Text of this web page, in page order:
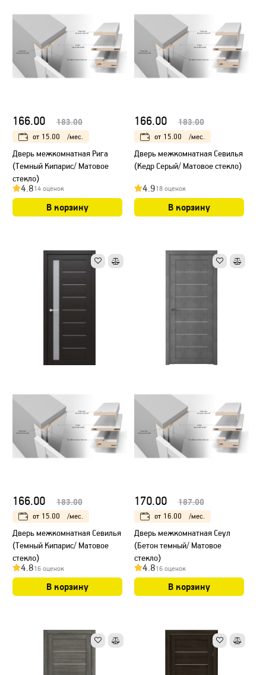
166.00 183.00
от 15.00 /мес.
Дверь межкомнатная Рига
(Темный Кипарис/ Матовое
стекло)
4.814 оценок
В корзину
166.00 183.00
от 15.00 /мес.
Дверь межкомнатная Севилья
(Кедр Серый/ Матовое стекло)
4.918 оценок
В корзину
166.00 183.00
от 15.00 /мес.
Дверь межкомнатная Севилья
(Темный Кипарис/ Матовое
стекло)
4.816 оценок
В корзину
170.00 187.00
от 16.00 /мес.
Дверь межкомнатная Сеул
(Бетон темный/ Матовое
стекло)
4.816 оценок
В корзину